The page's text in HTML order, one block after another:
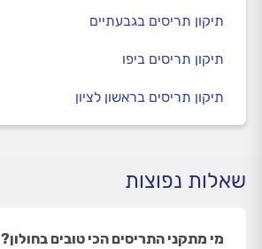
תיקון תריסים בגבעתיים
תיקון תריסים ביפו
תיקון תריסים בראשון לציון
שאלות נפוצות
מי מתקני התריסים הכי טובים בחולון?